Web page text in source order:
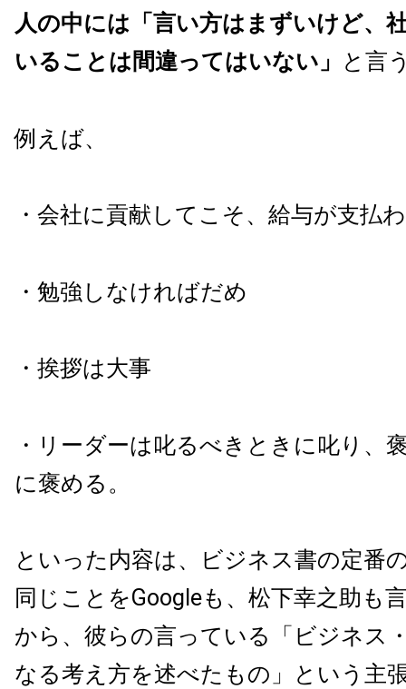
人の中には「言い方はまずいけど、
いることは間違ってはいない」 と言
例えば、
・会社に貢献してこそ、給与が支払
・勉強しなければだめ
・挨拶は大事
・リーダーは叱るべきときに叱り、
に褒める。
といった内容は、ビジネス書の定番
同じことをGoogleも、松下幸之助も
から、彼らの言っている「ビジネス
なる考え方を述べたもの」という主